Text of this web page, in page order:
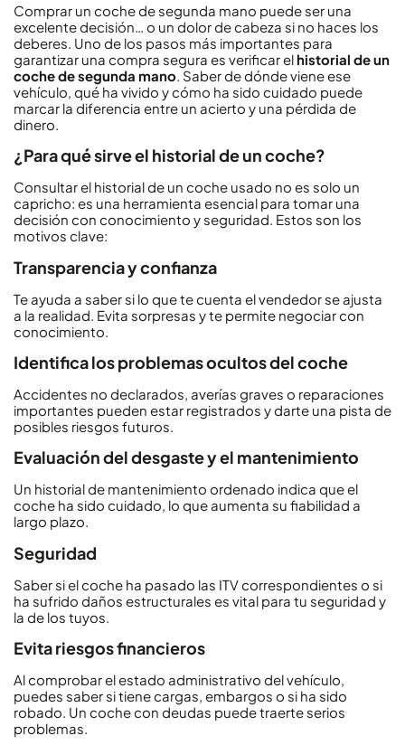
Comprar un coche de segunda mano puede ser una
excelente decisión… o un dolor de cabeza si no haces los
deberes. Uno de los pasos más importantes para
garantizar una compra segura es verificar el historial de un
coche de segunda mano . Saber de dónde viene ese
vehículo, qué ha vivido y cómo ha sido cuidado puede
marcar la diferencia entre un acierto y una pérdida de
dinero.
¿Para qué sirve el historial de un coche?
Consultar el historial de un coche usado no es solo un
capricho: es una herramienta esencial para tomar una
decisión con conocimiento y seguridad. Estos son los
motivos clave:
Transparencia y confianza
Te ayuda a saber si lo que te cuenta el vendedor se ajusta
a la realidad. Evita sorpresas y te permite negociar con
conocimiento.
Identifica los problemas ocultos del coche
Accidentes no declarados, averías graves o reparaciones
importantes pueden estar registrados y darte una pista de
posibles riesgos futuros.
Evaluación del desgaste y el mantenimiento
Un historial de mantenimiento ordenado indica que el
coche ha sido cuidado, lo que aumenta su fiabilidad a
largo plazo.
Seguridad
Saber si el coche ha pasado las ITV correspondientes o si
ha sufrido daños estructurales es vital para tu seguridad y
la de los tuyos.
Evita riesgos financieros
Al comprobar el estado administrativo del vehículo,
puedes saber si tiene cargas, embargos o si ha sido
robado. Un coche con deudas puede traerte serios
problemas.